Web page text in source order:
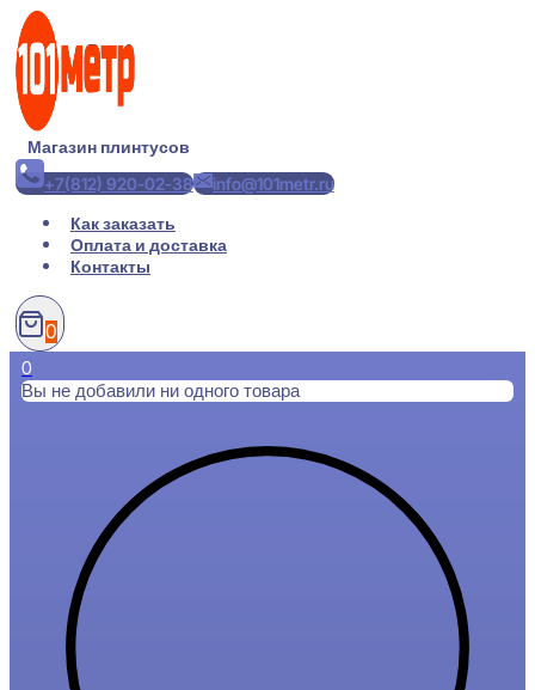
Перейти
содержимому
Магазин плинтусов
+7(812) 920-02-38
info@101metr.ru
Как заказать
Оплата и доставка
Контакты
0
0
Вы не добавили ни одного товара